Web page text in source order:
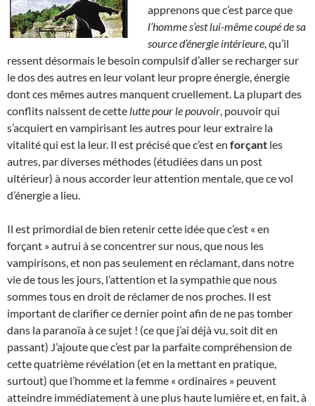
apprenons que c’est parce que
l’homme s’est lui-même coupé de sa
source d’énergie intérieure , qu’il
ressent désormais le besoin compulsif d’aller se recharger sur
le dos des autres en leur volant leur propre énergie, énergie
dont ces mêmes autres manquent cruellement. La plupart des
conflits naissent de cette lutte pour le pouvoir , pouvoir qui
s’acquiert en vampirisant les autres pour leur extraire la
vitalité qui est la leur. Il est précisé que c’est en forçant les
autres, par diverses méthodes (étudiées dans un post
ultérieur) à nous accorder leur attention mentale, que ce vol
d’énergie a lieu.
Il est primordial de bien retenir cette idée que c’est « en
forçant » autrui à se concentrer sur nous, que nous les
vampirisons, et non pas seulement en réclamant, dans notre
vie de tous les jours, l’attention et la sympathie que nous
sommes tous en droit de réclamer de nos proches. Il est
important de clarifier ce dernier point afin de ne pas tomber
dans la paranoïa à ce sujet ! (ce que j’ai déjà vu, soit dit en
passant) J’ajoute que c’est par la parfaite compréhension de
cette quatrième révélation (et en la mettant en pratique,
surtout) que l’homme et la femme « ordinaires » peuvent
atteindre immédiatement à une plus haute lumière et, en fait, à